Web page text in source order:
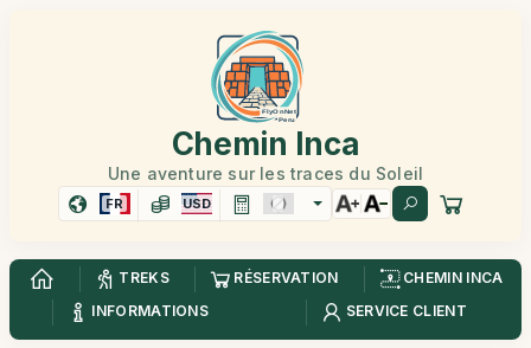
Chemin Inca
Une aventure sur les traces du Soleil
FR USD
TREKS RÉSERVATION
CHEMIN INCA
INFORMATIONS
SERVICE CLIENT